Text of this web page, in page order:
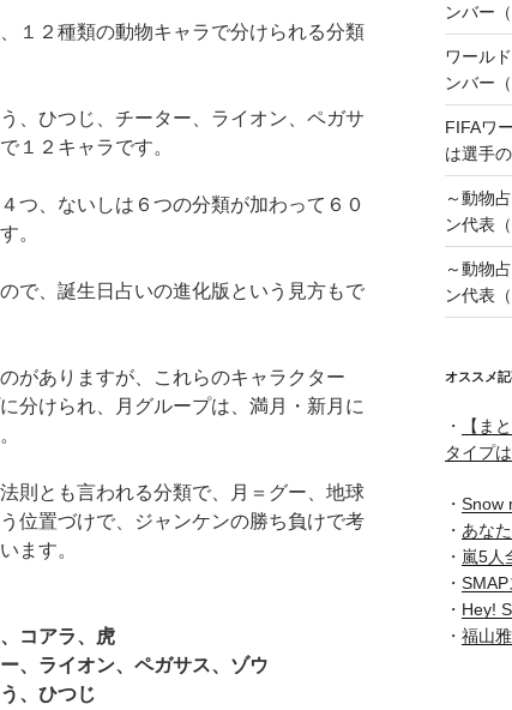
１２種類の動物キャラで分けられる分類
、ひつじ、チーター、ライオン、ペガサ
１２キャラです。
つ、ないしは６つの分類が加わって６０
。
で、誕生日占いの進化版という見方もで
がありますが、これらのキャラクター
分けられ、月グループは、満月・新月に
則とも言われる分類で、月＝グー、地球
位置づけで、ジャンケンの勝ち負けで考
ます。
コアラ、虎
ライオン、ペガサス、ゾウ
、ひつじ
ンバー
ワール
ンバー
FIFAワ
は選手
～動物
ン代表（
～動物
ン代表
オススメ
・
【ま
タイプ
・ Snow
・ あな
・ 嵐5人
・
・ Hey!
・ 福山